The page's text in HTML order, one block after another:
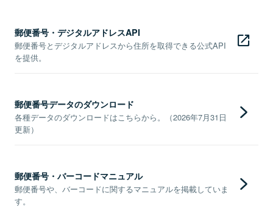
郵便番号・デジタルアドレスAPI
郵便番号とデジタルアドレスから住所を取得できる公式API
を提供。
郵便番号データのダウンロード
各種データのダウンロードはこちらから。（2026年7月31日
更新）
郵便番号・バーコードマニュアル
郵便番号や、バーコードに関するマニュアルを掲載していま
す。